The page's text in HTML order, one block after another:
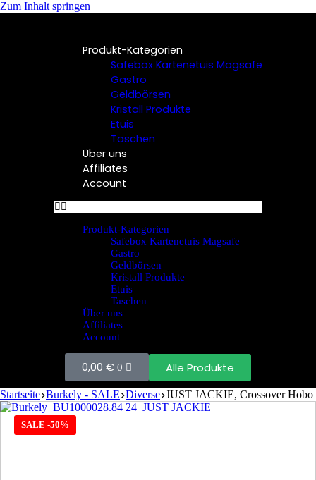
Zum Inhalt springen
Alle Produkte
Produkt-Kategorien
Safebox Kartenetuis Magsafe
Gastro
Geldbörsen
Kristall Produkte
Etuis
Taschen
Über uns
Affiliates
Account
Produkt-Kategorien
Safebox Kartenetuis Magsafe
Gastro
Geldbörsen
Kristall Produkte
Etuis
Taschen
Über uns
Affiliates
Account
0,00 € 0
Startseite Burkely - SALE Diverse JUST JACKIE, Crossover Hobo
SALE -50%